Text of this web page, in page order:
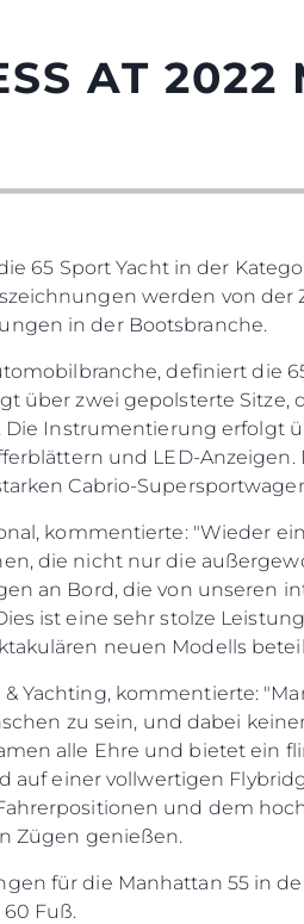
AT 2022
65 Sport Yacht in der
werden von der
in der Bootsbranche.
definiert die
über zwei gepolsterte Sitze,
Die Instrumentierung erfolgt
und LED-Anzeigen.
Cabrio-
kommentierte: "Wieder
die nicht nur die
an Bord, die von unseren
ist eine sehr stolze
neuen Modells
Yachting, kommentierte:
zu sein, und dabei
alle Ehre und bietet ein
auf einer vollwertigen
und dem
Zügen genießen.
für die Manhattan 55 in
Fuß.